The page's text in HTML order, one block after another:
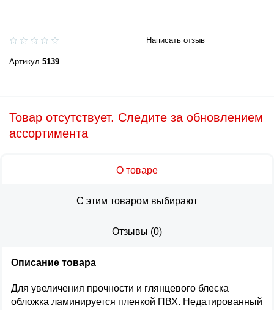
Написать отзыв
Артикул 5139
Товар отсутствует. Следите за обновлением
ассортимента
О товаре
С этим товаром выбирают
Отзывы (0)
Описание товара
Для увеличения прочности и глянцевого блеска
обложка ламинируется пленкой ПВХ. Недатированный